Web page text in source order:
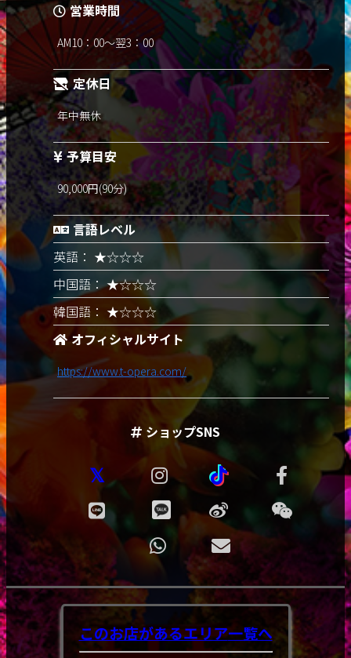
営業時間
AM10：00～翌3：00
定休日
年中無休
予算目安
90,000円(90分)
言語レベル
英語： ★☆☆☆
中国語： ★☆☆☆
韓国語： ★☆☆☆
オフィシャルサイト
https://www.t-opera.com/
ショップSNS
このお店があるエリア一覧へ